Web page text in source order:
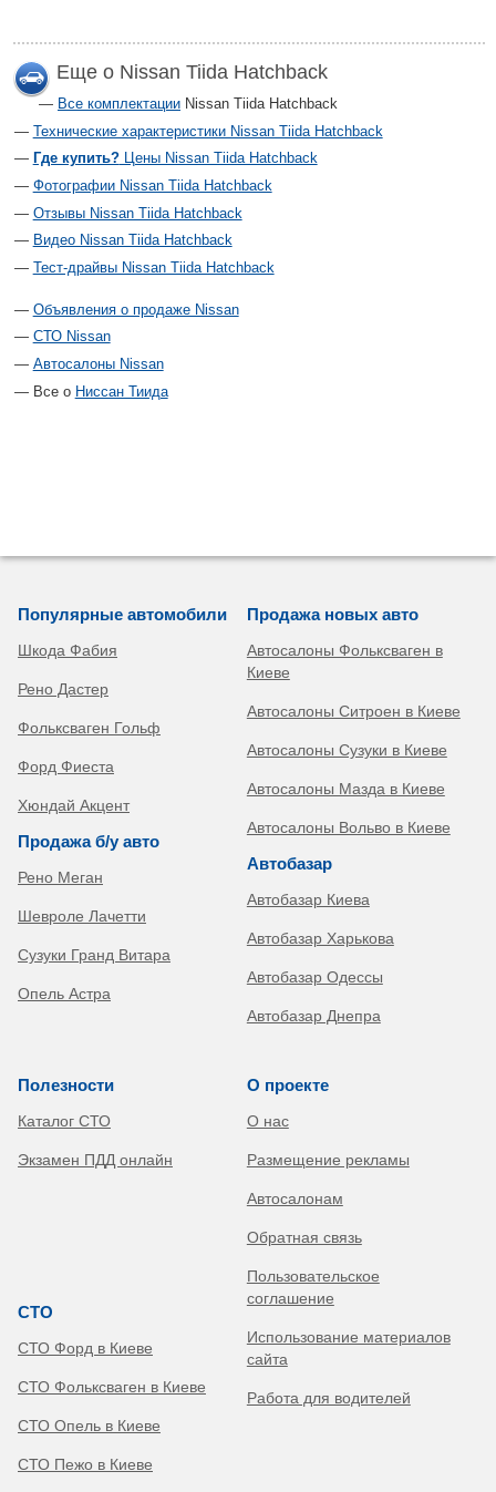
Еще о Nissan Tiida Hatchback
Все комплектации Nissan Tiida Hatchback
Технические характеристики Nissan Tiida Hatchback
Где купить?Цены Nissan Tiida Hatchback
Фотографии Nissan Tiida Hatchback
Отзывы Nissan Tiida Hatchback
Видео Nissan Tiida Hatchback
Тест-драйвы Nissan Tiida Hatchback
Объявления о продаже Nissan
СТО Nissan
Автосалоны Nissan
Все о Ниссан Тиида
Популярные автомобили
Шкода Фабия
Рено Дастер
Фольксваген Гольф
Форд Фиеста
Хюндай Акцент
Продажа б/у авто
Рено Меган
Шевроле Лачетти
Сузуки Гранд Витара
Опель Астра
Продажа новых авто
Автосалоны Фольксваген в
Киеве
Автосалоны Ситроен в Киеве
Автосалоны Сузуки в Киеве
Автосалоны Мазда в Киеве
Автосалоны Вольво в Киеве
Автобазар
Автобазар Киева
Автобазар Харькова
Автобазар Одессы
Автобазар Днепра
Полезности
Каталог СТО
Экзамен ПДД онлайн
СТО
СТО Форд в Киеве
СТО Фольксваген в Киеве
СТО Опель в Киеве
СТО Пежо в Киеве
О проекте
О нас
Размещение рекламы
Автосалонам
Обратная связь
Пользовательское
соглашение
Использование материалов
сайта
Работа для водителей